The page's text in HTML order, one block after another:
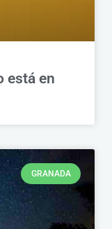
está en
GRANADA